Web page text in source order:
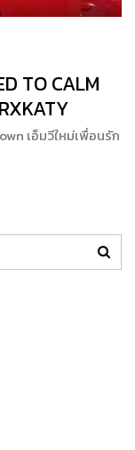
TO CALM
เอ็มวีใหม่เพื่อนรัก